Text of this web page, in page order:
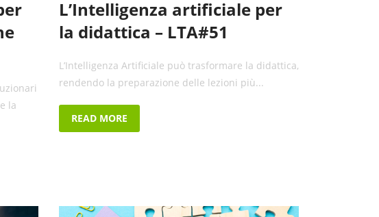
la
L’Intelligenza artificiale per
la didattica – LTA#51
L’Intelligenza Artificiale può trasformare la didattica,
rendendo la preparazione delle lezioni più...
READ MORE